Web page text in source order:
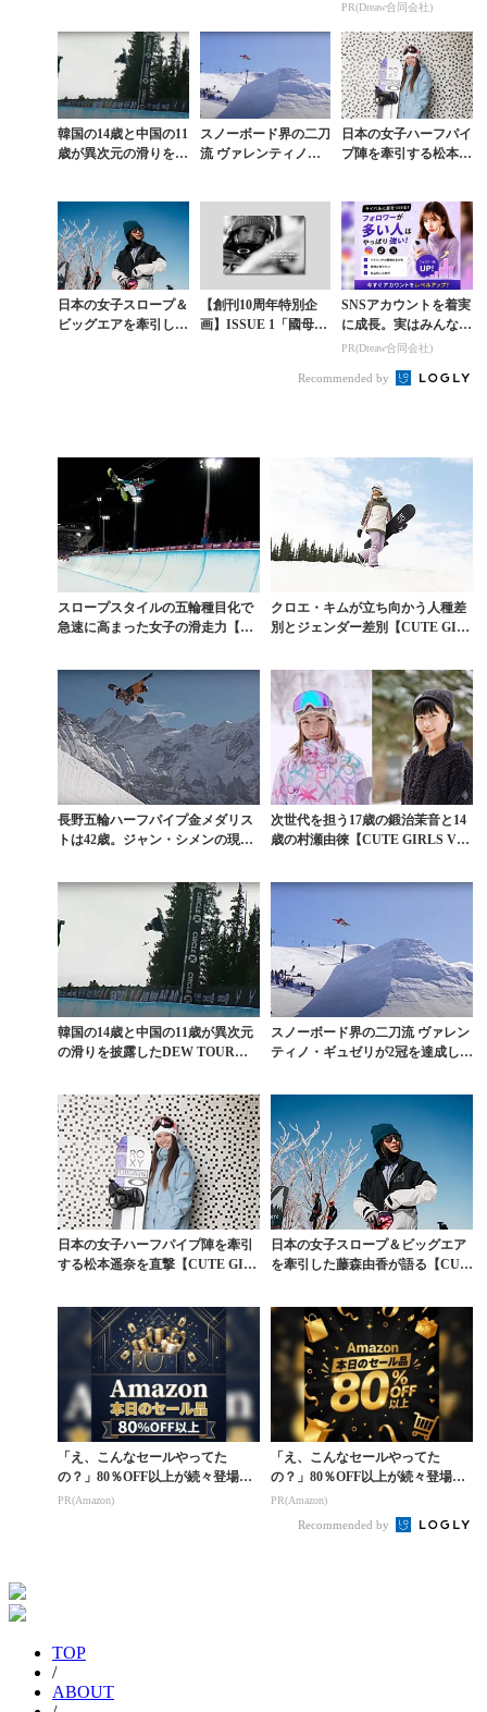
コ使ってます。
PR(Dreaw合同会社)
韓国の14歳と中国の11
歳が異次元の滑りを披
スノーボード界の二刀
流 ヴァレンティノ・
N’S CUP」
日本の女子ハーフパイ
プ陣を牽引する松本遥
日本の女子スロープ＆
ビッグエアを牽引した
【創刊10周年特別企
画】ISSUE 1「國母和
シングされた男...
SNSアカウントを着実
に成長。実はみんなコ
コ使ってます。
PR(Dreaw合同会社)
Recommended by
スロープスタイルの五輪種目化で
急速に高まった女子の滑走力【CU
クロエ・キムが立ち向かう人種差
別とジェンダー差別【CUTE GIR
長野五輪ハーフパイプ金メダリス
トは42歳。ジャン・シメンの現在
次世代を担う17歳の鍛治茉音と14
歳の村瀬由徠【CUTE GIRLS Vol.
韓国の14歳と中国の11歳が異次元
の滑りを披露したDEW TOUR女
スノーボード界の二刀流 ヴァレン
ティノ・ギュゼリが2冠を達成した
日本の女子ハーフパイプ陣を牽引
する松本遥奈を直撃【CUTE GIR
日本の女子スロープ＆ビッグエア
を牽引した藤森由香が語る【CUT
「え、こんなセールやってた
の？」80％OFF以上が続々登場！
Amazonの本気が...
PR(Amazon)
「え、こんなセールやってた
の？」80％OFF以上が続々登場！
Amazonの本気が...
PR(Amazon)
Recommended by
TOP
/
ABOUT